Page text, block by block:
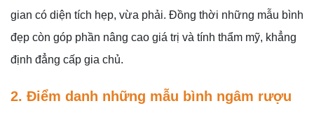
gian có diện tích hẹp, vừa phải. Đồng thời những mẫu bình
đẹp còn góp phần nâng cao giá trị và tính thẩm mỹ, khẳng
định đẳng cấp gia chủ.
2. Điểm danh những mẫu bình ngâm rượu